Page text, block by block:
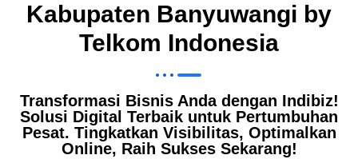
Kabupaten Banyuwangi by
Telkom Indonesia
Transformasi Bisnis Anda dengan Indibiz!
Solusi Digital Terbaik untuk Pertumbuhan
Pesat. Tingkatkan Visibilitas, Optimalkan
Online, Raih Sukses Sekarang!